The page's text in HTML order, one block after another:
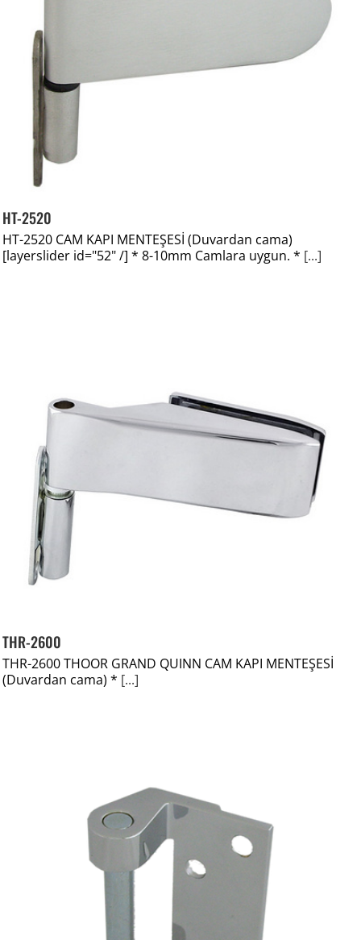
HT-2520
HT-2520 CAM KAPI MENTEŞESİ (Duvardan cama)
[layerslider id="52" /] * 8-10mm Camlara uygun. * [...]
THR-2600
THR-2600 THOOR GRAND QUINN CAM KAPI MENTEŞESİ
(Duvardan cama) * [...]